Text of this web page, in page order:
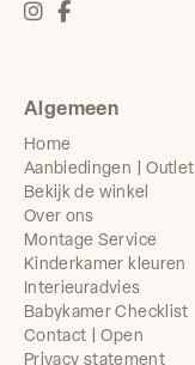
Algemeen
Home
Aanbiedingen | Outlet
Bekijk de winkel
Over ons
Montage Service
Kinderkamer kleuren
Interieuradvies
Babykamer Checklist
Contact | Open
Privacy statement